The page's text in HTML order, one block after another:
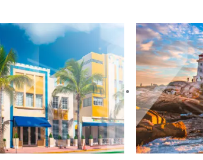
Plage
prix :
€ 43,50
à
€ 246,78